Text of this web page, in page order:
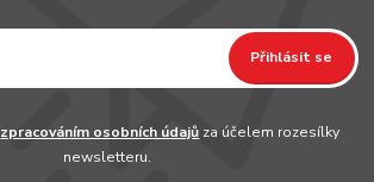
Přihlásit se
zpracováním osobních údajů za účelem rozesílky
newsletteru.